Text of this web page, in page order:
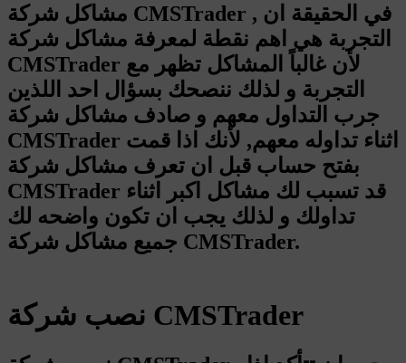
مشاكل شركة CMSTrader , في الحقيقة ان
التجربة هي اهم نقطة لمعرفة مشاكل شركة
CMSTrader لأن غالباً المشاكل تظهر مع
التجربة و لذلك ننصحك بسؤال احد اللذين
جرب التداول معهم و صادف مشاكل شركة
CMSTrader اثناء تداوله معهم, لأنك اذا قمت
بفتح حساب قبل ان تعرف مشاكل شركة
CMSTrader قد تسبب لك مشاكل اكبر اثناء
تداولك و لذلك يجب ان تكون واضحه لك
جميع مشاكل شركة CMSTrader.
نصب شركة CMSTrader